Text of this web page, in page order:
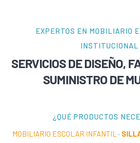
EXPERTOS EN MOBILIARIO
INSTITUCIONAL
SERVICIOS DE DISEÑO,
SUMINISTRO DE
¿QUÉ PRODUCTOS
MOBILIARIO ESCOLAR INFANTIL ·